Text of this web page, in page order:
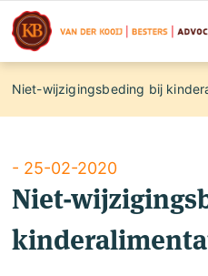
Niet-wijzigingsbeding bij
About
Blog
Maandelijkse
Contact
- 25-02-2020
Niet-